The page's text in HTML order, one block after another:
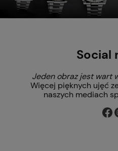
Social
Jeden obraz jest wart
Więcej pięknych ujęć
naszych mediach